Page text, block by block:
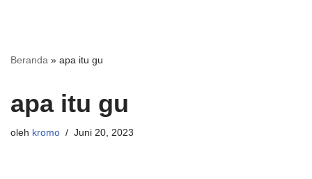
Beranda » apa itu gu
apa itu gu
oleh kromo Juni 20, 2023